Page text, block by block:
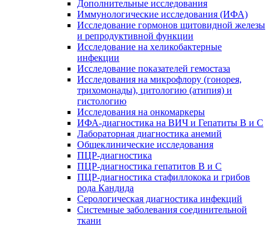
Дополнительные исследования
Иммунологические исследования (ИФА)
Исследование гормонов щитовидной железы
и репродуктивной функции
Исследование на хеликобактерные
инфекции
Исследование показателей гемостаза
Исследования на микрофлору (гонорея,
трихомонады), цитологию (атипия) и
гистологию
Исследования на онкомаркеры
ИФА-диагностика на ВИЧ и Гепатиты B и C
Лабораторная диагностика анемий
Общеклинические исследования
ПЦР-диагностика
ПЦР-диагностика гепатитов B и C
ПЦР-диагностика стафиллокока и грибов
рода Кандида
Серологическая диагностика инфекций
Системные заболевания соединительной
ткани